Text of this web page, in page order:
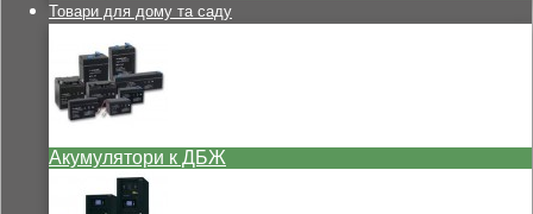
Товари для дому та саду
Акумулятори к ДБЖ